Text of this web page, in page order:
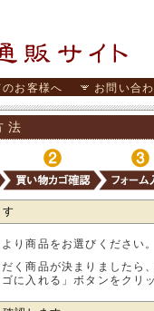
のお客様へ お問い合
法
り商品をお選びください。
く商品が決まりましたら
ゴに入れる」ボタンをクリ